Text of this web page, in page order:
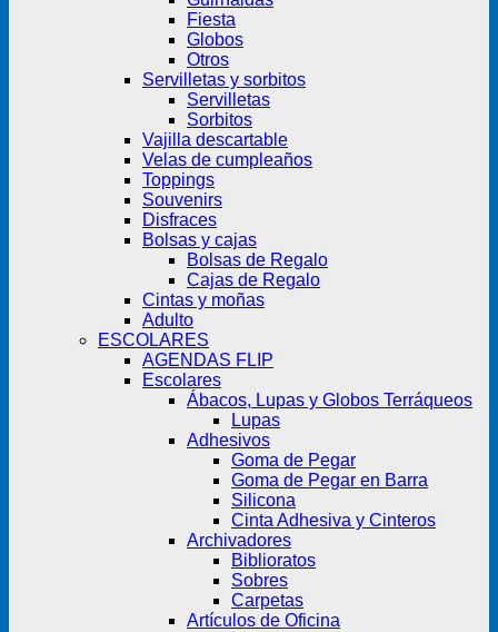
Fiesta
Globos
Otros
Servilletas y sorbitos
Servilletas
Sorbitos
Vajilla descartable
Velas de cumpleaños
Toppings
Souvenirs
Disfraces
Bolsas y cajas
Bolsas de Regalo
Cajas de Regalo
Cintas y moñas
Adulto
ESCOLARES
AGENDAS FLIP
Escolares
Ábacos, Lupas y Globos Terráqueos
Lupas
Adhesivos
Goma de Pegar
Goma de Pegar en Barra
Silicona
Cinta Adhesiva y Cinteros
Archivadores
Biblioratos
Sobres
Carpetas
Artículos de Oficina